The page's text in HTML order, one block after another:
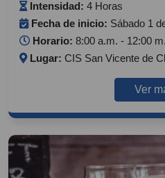
Intensidad: 4 Horas
Fecha de inicio: Sábado 1
Horario: 8:00 a.m. - 12:00 m.
Lugar: CIS San Vicente de
Ver